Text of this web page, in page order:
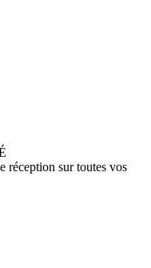
réception sur toutes vos